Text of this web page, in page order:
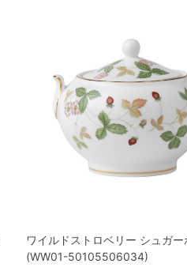
ワイルドストロベリー シュガー
(WW01-50105506034)